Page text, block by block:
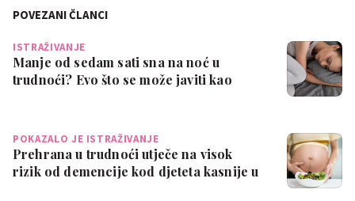
POVEZANI ČLANCI
ISTRAŽIVANJE
Manje od sedam sati sna na noć u
trudnoći? Evo što se može javiti kao
POKAZALO JE ISTRAŽIVANJE
Prehrana u trudnoći utječe na visok
rizik od demencije kod djeteta kasnije u